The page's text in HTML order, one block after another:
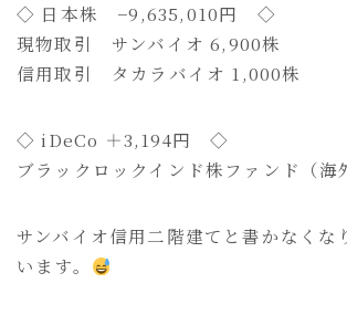
◇ 日本株 −9,635,010円 ◇
現物取引 サンバイオ 6,900株
信用取引 タカラバイオ 1,000株
◇ iDeCo ＋3,194円 ◇
ブラックロックインド株ファンド（海
サンバイオ信用二階建てと書かなくな
います。